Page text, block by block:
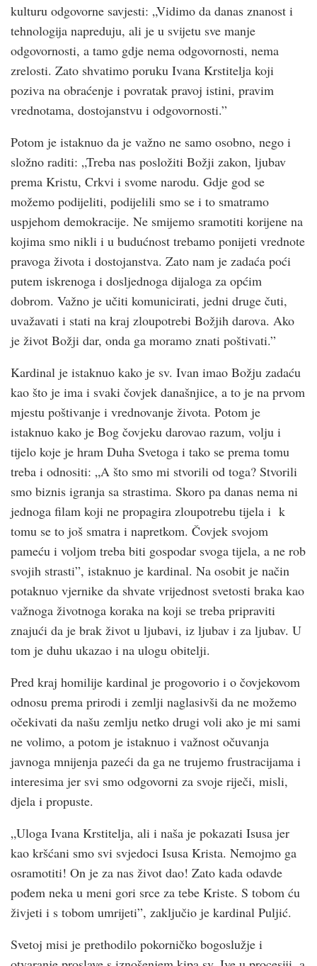
kulturu odgovorne savjesti: „Vidimo da danas znanost i
tehnologija napreduju, ali je u svijetu sve manje
odgovornosti, a tamo gdje nema odgovornosti, nema
zrelosti. Zato shvatimo poruku Ivana Krstitelja koji
poziva na obraćenje i povratak pravoj istini, pravim
vrednotama, dostojanstvu i odgovornosti.”
Potom je istaknuo da je važno ne samo osobno, nego i
složno raditi: „Treba nas posložiti Božji zakon, ljubav
prema Kristu, Crkvi i svome narodu. Gdje god se
možemo podijeliti, podijelili smo se i to smatramo
uspjehom demokracije. Ne smijemo sramotiti korijene na
kojima smo nikli i u budućnost trebamo ponijeti vrednote
pravoga života i dostojanstva. Zato nam je zadaća poći
putem iskrenoga i dosljednoga dijaloga za općim
dobrom. Važno je učiti komunicirati, jedni druge čuti,
uvažavati i stati na kraj zloupotrebi Božjih darova. Ako
je život Božji dar, onda ga moramo znati poštivati.”
Kardinal je istaknuo kako je sv. Ivan imao Božju zadaću
kao što je ima i svaki čovjek današnjice, a to je na prvom
mjestu poštivanje i vrednovanje života. Potom je
istaknuo kako je Bog čovjeku darovao razum, volju i
tijelo koje je hram Duha Svetoga i tako se prema tomu
treba i odnositi: „A što smo mi stvorili od toga? Stvorili
smo biznis igranja sa strastima. Skoro pa danas nema ni
jednoga filam koji ne propagira zloupotrebu tijela i k
tomu se to još smatra i napretkom. Čovjek svojom
pameću i voljom treba biti gospodar svoga tijela, a ne rob
svojih strasti”, istaknuo je kardinal. Na osobit je način
potaknuo vjernike da shvate vrijednost svetosti braka kao
važnoga životnoga koraka na koji se treba pripraviti
znajući da je brak život u ljubavi, iz ljubav i za ljubav. U
tom je duhu ukazao i na ulogu obitelji.
Pred kraj homilije kardinal je progovorio i o čovjekovom
odnosu prema prirodi i zemlji naglasivši da ne možemo
očekivati da našu zemlju netko drugi voli ako je mi sami
ne volimo, a potom je istaknuo i važnost očuvanja
javnoga mnijenja pazeći da ga ne trujemo frustracijama i
interesima jer svi smo odgovorni za svoje riječi, misli,
djela i propuste.
„Uloga Ivana Krstitelja, ali i naša je pokazati Isusa jer
kao kršćani smo svi svjedoci Isusa Krista. Nemojmo ga
osramotiti! On je za nas život dao! Zato kada odavde
pođem neka u meni gori srce za tebe Kriste. S tobom ću
živjeti i s tobom umrijeti”, zaključio je kardinal Puljić.
Svetoj misi je prethodilo pokorničko bogoslužje i